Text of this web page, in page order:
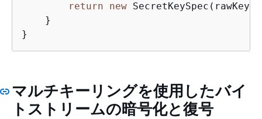
return
new SecretKeySpec(rawKey,
    }
}
マルチキーリングを使用したバイ
トストリームの暗号化と復号